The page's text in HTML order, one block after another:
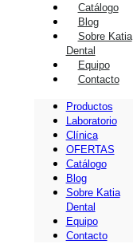
Catálogo
Blog
Sobre Katia
Dental
Equipo
Contacto
Productos
Laboratorio
Clínica
OFERTAS
Catálogo
Blog
Sobre Katia
Dental
Equipo
Contacto